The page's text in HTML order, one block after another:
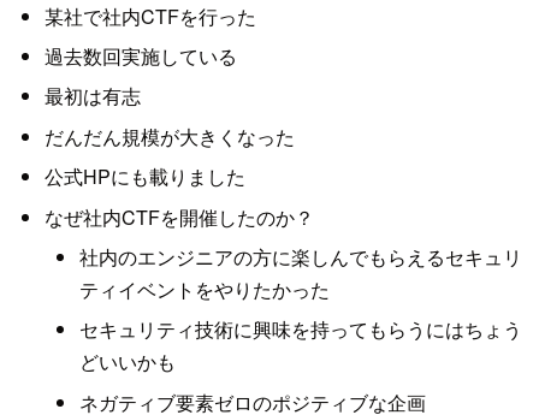
某社で社内CTFを行った
過去数回実施している
最初は有志
だんだん規模が大きくなった
公式HPにも載りました
なぜ社内CTFを開催したのか？
社内のエンジニアの方に楽しんでもらえるセキュリ
ティイベントをやりたかった
セキュリティ技術に興味を持ってもらうにはちょう
どいいかも
ネガティブ要素ゼロのポジティブな企画